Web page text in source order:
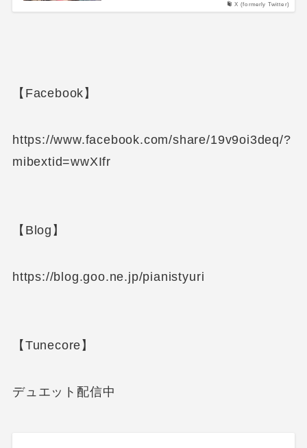
X (formerly Twitter)
【Facebook】
https://www.facebook.com/share/19v9oi3deq/?
mibextid=wwXIfr
【Blog】
https://blog.goo.ne.jp/pianistyuri
【Tunecore】
デュエット配信中